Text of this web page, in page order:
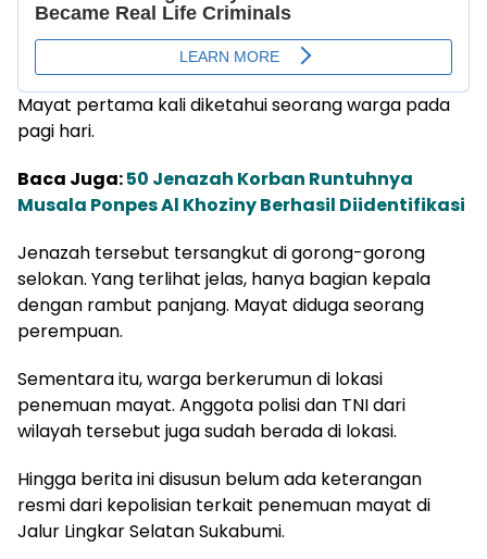
Mayat pertama kali diketahui seorang warga pada
pagi hari.
Baca Juga:50 Jenazah Korban Runtuhnya
Musala Ponpes Al Khoziny Berhasil Diidentifikasi
Jenazah tersebut tersangkut di gorong-gorong
selokan. Yang terlihat jelas, hanya bagian kepala
dengan rambut panjang. Mayat diduga seorang
perempuan.
Sementara itu, warga berkerumun di lokasi
penemuan mayat. Anggota polisi dan TNI dari
wilayah tersebut juga sudah berada di lokasi.
Hingga berita ini disusun belum ada keterangan
resmi dari kepolisian terkait penemuan mayat di
Jalur Lingkar Selatan Sukabumi.